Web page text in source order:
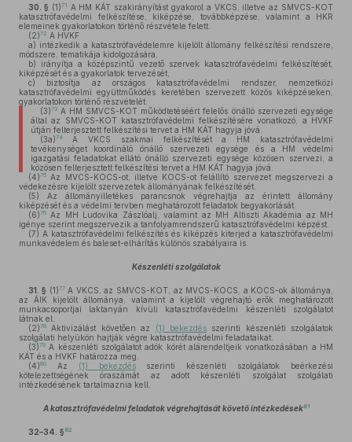
30. § (1)71 A HM KÁT szakirányítást gyakorol a VKCS, illetve az SMVCS-KOT
katasztrófavédelmi felkészítése, kiképzése, továbbképzése, valamint a HKR
elemeinek gyakorlatokon történő részvétele felett.
(2)72 A HVKF
a) intézkedik a katasztrófavédelemre kijelölt állomány felkészítési rendszere,
módszere, tematikája kidolgozására,
b) irányítja a középszintű vezető szervek katasztrófavédelmi felkészítését,
kiképzését és a gyakorlatok tervezését,
c) biztosítja az országos katasztrófavédelmi rendszer, nemzetközi
katasztrófavédelmi együttműködés keretében szervezett közös kiképzéseken,
gyakorlatokon történő részvételét.
(3)73A HM SMVCS-KOT működtetéséért felelős önálló szervezeti egysége
által az SMVCS-KOT katasztrófavédelmi felkészítésére vonatkozó, a HVKF
útján felterjesztett felkészítési tervet a HM KÁT hagyja jóvá.
(3a)74A VKCS szakmai felkészítését a HM katasztrófavédelmi
tevékenységet koordináló önálló szervezeti egysége és a HM védelmi
igazgatási feladatokat ellátó önálló szervezeti egysége közösen szervezi, a
közösen felterjesztett felkészítési tervet a HM KÁT hagyja jóvá.
(4)75 Az MVCS-KOCS-ot, illetve KOCS-ot felállító szervezet megszervezi a
védekezésre kijelölt szervezetek állományának felkészítését.
(5) Az állományilletékes parancsnok végrehajtja az érintett állomány
kiképzését és a védelmi tervben meghatározott feladatok begyakorlását.
(6)76 Az MH Ludovika Zászlóalj, valamint az MH Altiszti Akadémia az MH
igénye szerint megszervezik a tanfolyamrendszerű katasztrófavédelmi képzést.
(7) A katasztrófavédelmi felkészítés és kiképzés kiterjed a katasztrófavédelmi
munkavédelem és baleset-elhárítás különös szabályaira is.
Készenléti szolgálatok
31. § (1)77A VKCS, az SMVCS-KOT, az MVCS-KOCS, a KOCS-ok állománya,
az ÁIK kijelölt állománya, valamint a kijelölt végrehajtó erők meghatározott
munkacsoportjai laktanyán kívüli katasztrófavédelmi készenléti szolgálatot
látnak el.
(2)78 Aktivizálást követően az (1) bekezdésszerinti készenléti szolgálatok
szolgálati helyükön hajtják végre katasztrófavédelmi feladataikat.
(3)79 A készenléti szolgálatot adók körét alárendeltjeik vonatkozásában a HM
KÁT és a HVKF határozza meg.
(4)80 Az (1) bekezdésszerinti készenléti szolgálatok beérkezési
kötelezettségének óraszámát az adott készenléti szolgálat szolgálati
intézkedésének tartalmaznia kell.
A katasztrófavédelmi feladatok végrehajtását követő intézkedések81
32–34. § 82